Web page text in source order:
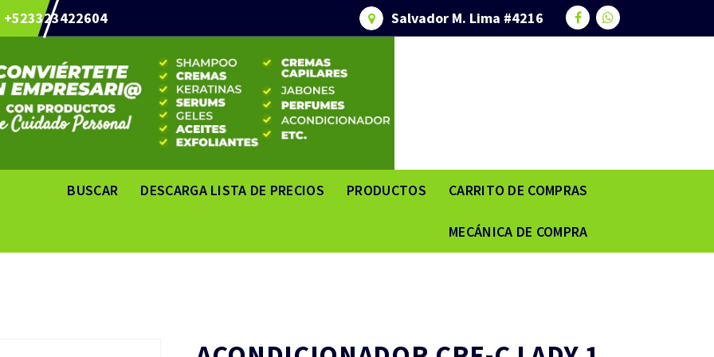
+523323422604 Salvador M. Lima #4216
BUSCAR DESCARGA LISTA DE PRECIOS PRODUCTOS CARRITO DE COMPRAS
MECÁNICA DE COMPRA